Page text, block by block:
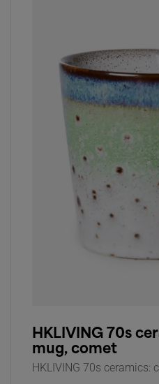
HKLIVING 70s
mug, comet
HKLIVING 70s ceramics: